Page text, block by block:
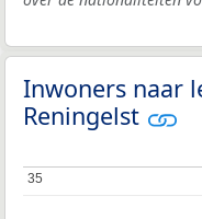
Inwoners naar
Reningelst
35
35